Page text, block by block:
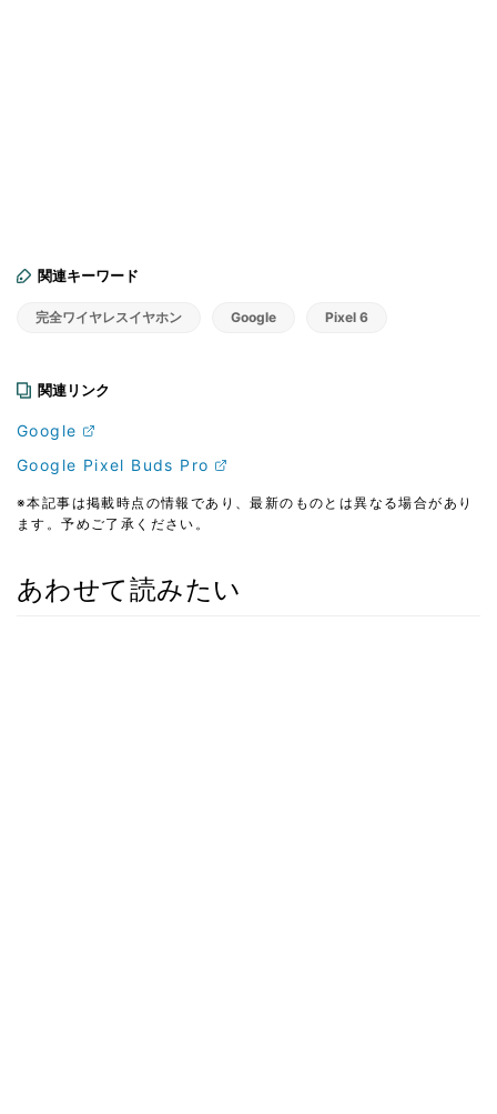
関連キーワード
完全ワイヤレスイヤホン Google Pixel 6
関連リンク
Google
Google Pixel Buds Pro
※本記事は掲載時点の情報であり、最新のものとは異なる場合があり
ます。予めご了承ください。
あわせて読みたい